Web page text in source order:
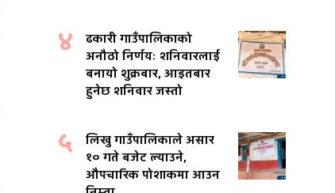
४
ढकारी गाउँपालिकाको
अनौठो निर्णयः शनिवारलाई
बनायो शुक्रबार, आइतबार
हुनेछ शनिवार जस्तो
५
लिखु गाउँपालिकाले असार
१० गते बजेट ल्याउने,
औपचारिक पोशाकमा आउन